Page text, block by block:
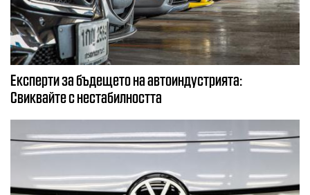
Експерти за бъдещето на автоиндустрията:
Свиквайте с нестабилността